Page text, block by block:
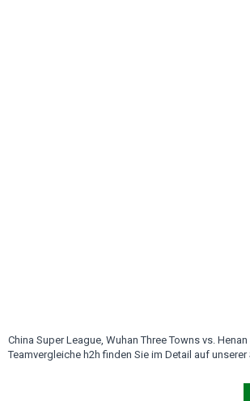
China Super League, Wuhan Three Towns vs.
Teamvergleiche h2h finden Sie im Detail auf unserer